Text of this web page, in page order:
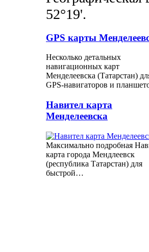
52°19'.
GPS карты
Несколько детальных
навигационных карт
Менделеевска (Татарстан)
GPS-навигаторов и
Навител карта
Менделеевска
Максимально подробная
карта города Мендлеевск
(республика Татарстан) для
быстрой…